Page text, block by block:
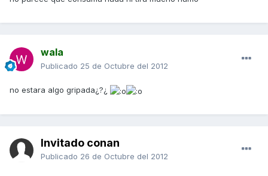
wala
Publicado 25 de Octubre del 2012
no estara algo gripada¿?¿
Invitado conan
Publicado 26 de Octubre del 2012